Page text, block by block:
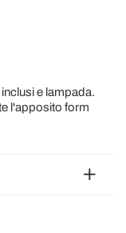
e lampada.
l'apposito form